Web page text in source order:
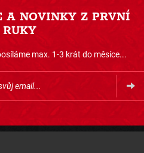
A NOVINKY Z PRVNÍ
RUKY
max. 1-3 krát do měsíce...